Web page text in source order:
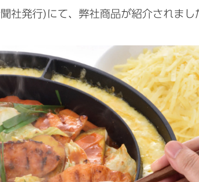
発行)にて、弊社商品が紹介されまし